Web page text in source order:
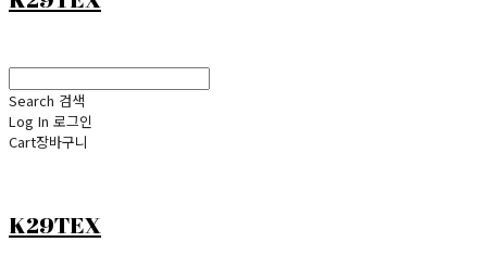
Search 검색
Log In 로그인
Cart장바구니
K29TEX